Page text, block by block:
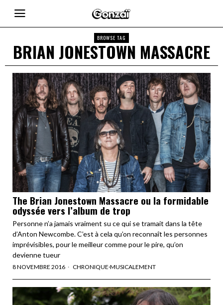
BROWSE TAG
BRIAN JONESTOWN MASSACRE
The Brian Jonestown Massacre ou la formidable
odyssée vers l’album de trop
Personne n’a jamais vraiment su ce qui se tramait dans la tête
d’Anton Newcombe. C’est à cela qu’on reconnaît les personnes
imprévisibles, pour le meilleur comme pour le pire, qu’on
devienne tueur
8 NOVEMBRE 2016 CHRONIQUE·MUSICALEMENT